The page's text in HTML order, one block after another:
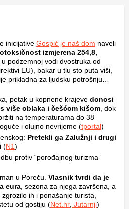
inicijative Gospić je naš dom naveli
izmjerena 254,8,
u podzemnoj vodi dvostruka od
EU), bakar u tlu sto puta viši,
prikladna za ljudsku potrošnju…
petak u kopnene krajeve donosi
više oblaka i češćom kišom , dok
na temperaturama do 38
i olujno nevrijeme (tportal)
Pretekli ga Zalužnji i drugi
(N1)
protiv “porođajnog turizma”
u Poreču. Vlasnik tvrdi da je
eura , sezona za njega završena, a
ih i ponašanje turista,
od gostiju (Net.hr Jutarnji)